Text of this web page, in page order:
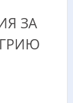
ЗА